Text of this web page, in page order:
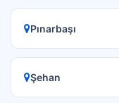
Pınarbaşı
Şehan